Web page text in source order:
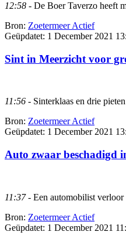
12:58 - De Boer Taverzo heeft
Bron: Zoetermeer Actief
Geüpdatet: 1 December 2021
Sint in Meerzicht voor
11:56 - Sinterklaas en drie
Bron: Zoetermeer Actief
Geüpdatet: 1 December 2021
Auto zwaar beschadigd
11:37- Een automobilist verloor
Bron: Zoetermeer Actief
Geüpdatet: 1 December 2021